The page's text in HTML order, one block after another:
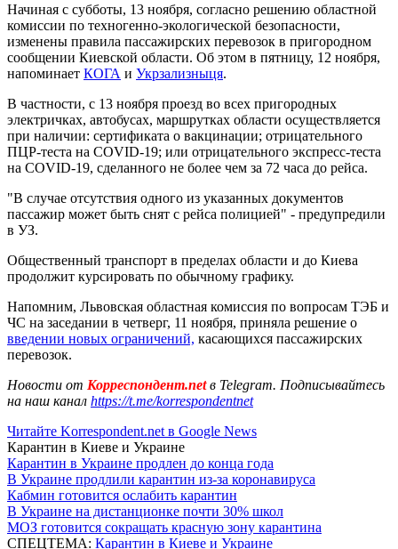
Начиная с субботы, 13 ноября, согласно решению областной
комиссии по техногенно-экологической безопасности,
изменены правила пассажирских перевозок в пригородном
сообщении Киевской области. Об этом в пятницу, 12 ноября,
напоминает КОГА и Укрзализныця.
В частности, с 13 ноября проезд во всех пригородных
электричках, автобусах, маршрутках области осуществляется
при наличии: сертификата о вакцинации; отрицательного
ПЦР-теста на COVID-19; или отрицательного экспресс-теста
на COVID-19, сделанного не более чем за 72 часа до рейса.
"В случае отсутствия одного из указанных документов
пассажир может быть снят с рейса полицией" - предупредили
в УЗ.
Общественный транспорт в пределах области и до Киева
продолжит курсировать по обычному графику.
Напомним, Львовская областная комиссия по вопросам ТЭБ и
ЧС на заседании в четверг, 11 ноября, приняла решение о
введении новых ограничений, касающихся пассажирских
перевозок.
Новости от Корреспондент.netв Telegram. Подписывайтесь
на наш канал https://t.me/korrespondentnet
Читайте Korrespondent.net в Google News
Карантин в Киеве и Украине
Карантин в Украине продлен до конца года
В Украине продлили карантин из-за коронавируса
Кабмин готовится ослабить карантин
В Украине на дистанционке почти 30% школ
МОЗ готовится сокращать красную зону карантина
СПЕЦТЕМА: Карантин в Киеве и Украине